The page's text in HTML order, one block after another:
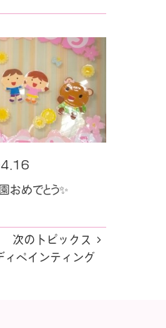
おめでとう✨
次のトピックス
ィペインティング